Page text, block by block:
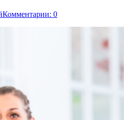
Комментарии: 0